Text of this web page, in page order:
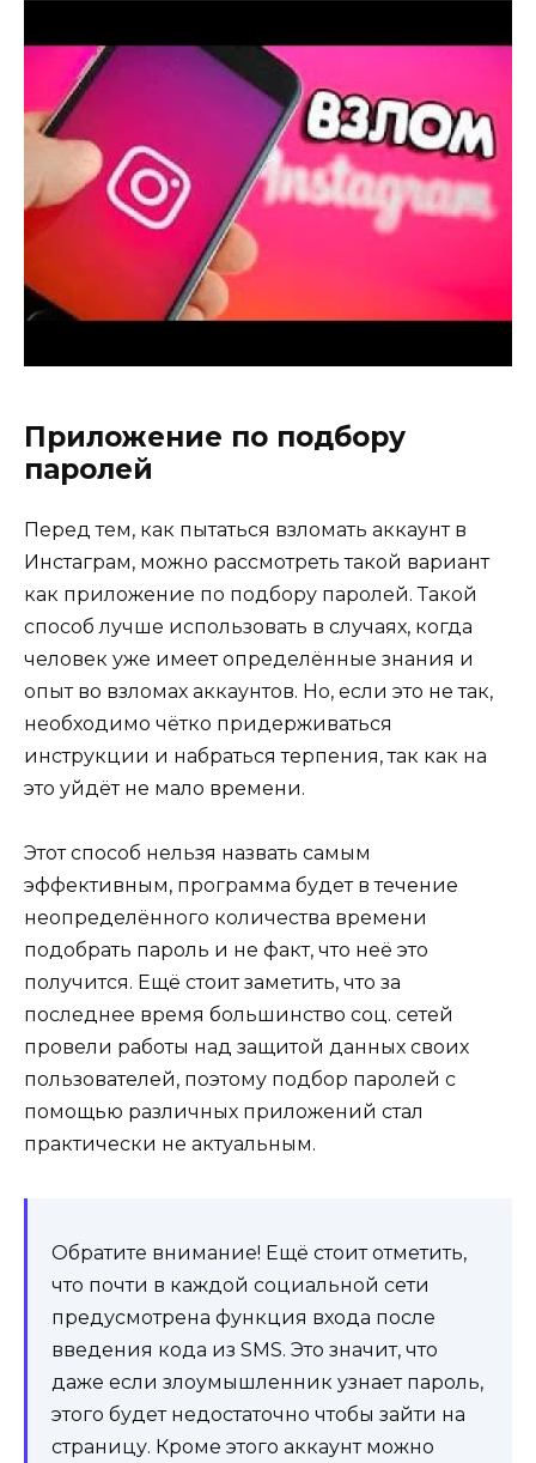
Приложение по подбору
паролей
Перед тем, как пытаться взломать аккаунт в
Инстаграм, можно рассмотреть такой вариант
как приложение по подбору паролей. Такой
способ лучше использовать в случаях, когда
человек уже имеет определённые знания и
опыт во взломах аккаунтов. Но, если это не так,
необходимо чётко придерживаться
инструкции и набраться терпения, так как на
это уйдёт не мало времени.
Этот способ нельзя назвать самым
эффективным, программа будет в течение
неопределённого количества времени
подобрать пароль и не факт, что неё это
получится. Ещё стоит заметить, что за
последнее время большинство соц. сетей
провели работы над защитой данных своих
пользователей, поэтому подбор паролей с
помощью различных приложений стал
практически не актуальным.
Обратите внимание! Ещё стоит отметить,
что почти в каждой социальной сети
предусмотрена функция входа после
введения кода из SMS. Это значит, что
даже если злоумышленник узнает пароль,
этого будет недостаточно чтобы зайти на
страницу. Кроме этого аккаунт можно